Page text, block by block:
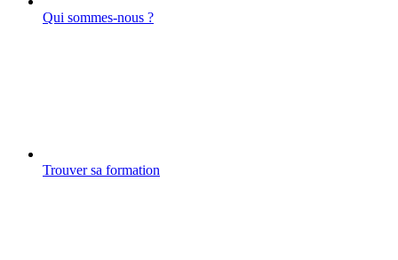
Qui sommes-nous ?
Trouver sa formation